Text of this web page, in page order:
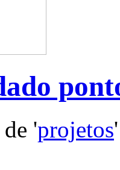
'projetos'